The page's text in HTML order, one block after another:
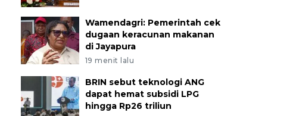
Wamendagri: Pemerintah cek
dugaan keracunan makanan
di Jayapura
19 menit lalu
BRIN sebut teknologi ANG
dapat hemat subsidi LPG
hingga Rp26 triliun